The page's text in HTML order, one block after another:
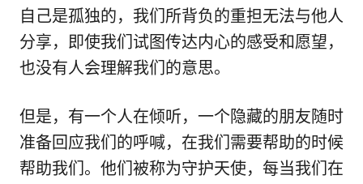
自己是孤独的，我们所背负的重担无法与他人
分享，即使我们试图传达内心的感受和愿望，
也没有人会理解我们的意思。
但是，有一个人在倾听，一个隐藏的朋友随时
准备回应我们的呼喊，在我们需要帮助的时候
帮助我们。他们被称为守护天使，每当我们在